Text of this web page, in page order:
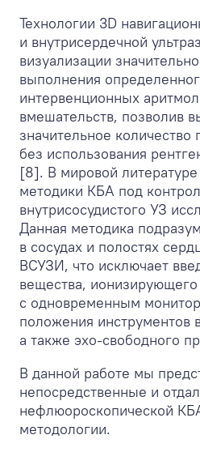
Технологии 3D
и внутрисердечной
визуализации
выполнения
интервенционных
вмешательств, позволив
значительное
без использования
[8]. В мировой литературе
методики КБА под
внутрисосудистого УЗ
Данная методика
в сосудах и полостях
ВСУЗИ, что исключает
вещества, ионизирующего
с одновременным
положения инструментов
а также эхо-свободного
В данной работе мы
непосредственные и
нефлюороскопической
методологии.